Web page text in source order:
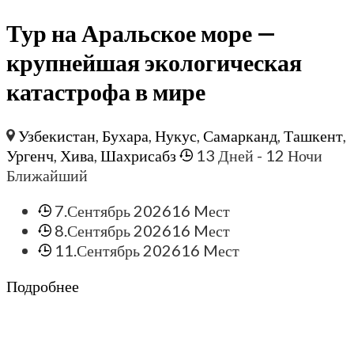
Тур на Аральское море —
крупнейшая экологическая
катастрофа в мире
Узбекистан,Бухара,Нукус,Самарканд,Ташкент,
Ургенч, Хива, Шахрисабз 13 Дней - 12 Ночи
Ближайший
7.Сентябрь 202616 Mест
8.Сентябрь 202616 Mест
11.Сентябрь 202616 Mест
Подробнее